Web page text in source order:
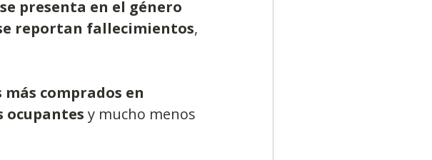
presenta en el género
reportan fallecimientos,
comprados en
ocupantes y mucho menos